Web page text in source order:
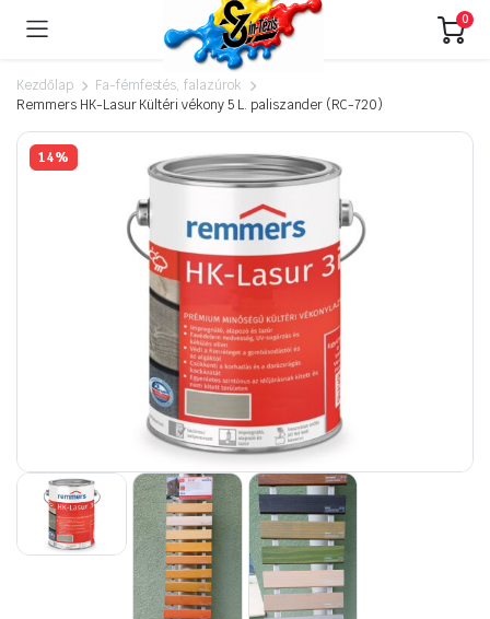
0
Kezdőlap
Fa-fémfestés, falazúrok
Remmers HK-Lasur Kültéri vékony 5 L. paliszander (RC-720)
14%